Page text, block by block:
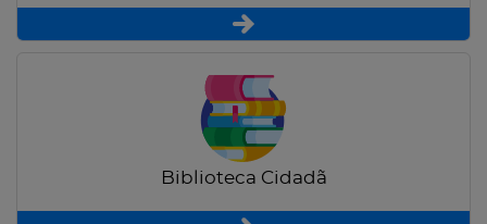
Biblioteca Cidadã